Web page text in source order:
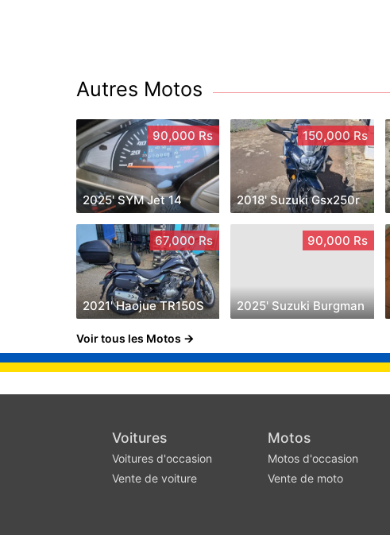
Autres Motos
90,000 Rs
2025' SYM Jet 14
150,000 Rs
2018' Suzuki Gsx250r
67,000 Rs
2021' Haojue TR150S
90,000 Rs
2025' Suzuki Burgman
Voir tous les Motos
Voitures
Voitures d'occasion
Vente de voiture
Motos
Motos d'occasion
Vente de moto